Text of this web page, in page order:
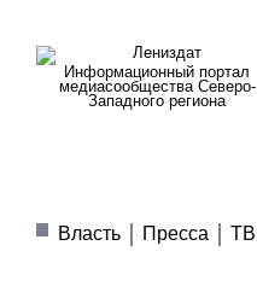
Информационный портал
медиасообщества Северо-
Западного региона
Власть
Пресса ТВ